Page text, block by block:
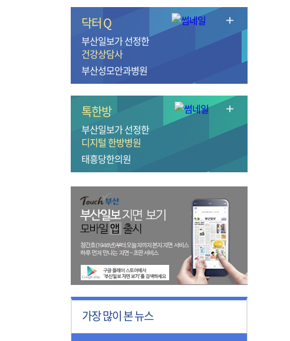
닥터 Q
부산일보가 선정한
건강상담사
부산성모안과병원
톡한방
부산일보가 선정한
디지털 한방병원
태흥당한의원
가장 많이 본 뉴스